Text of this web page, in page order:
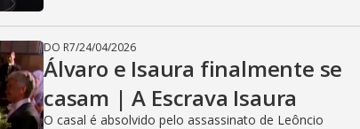
DO R7/24/04/2026
Álvaro e Isaura finalmente se
casam | A Escrava Isaura
O casal é absolvido pelo assassinato de Leôncio